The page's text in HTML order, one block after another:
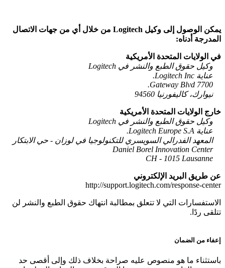
يمكن الوصول إلى وكيل Logitech من خلال أي من جهات الاتصال
المدرجة أدناه:
في الولايات المتحدة الأمريكية
وكيل حقوق الطبع والنشر في Logitech
عناية Logitech Inc.
نيوارك، كاليفورنيا 94560
خارج الولايات المتحدة الأمريكية
وكيل حقوق الطبع والنشر في Logitech
عناية Logitech Europe S.A.
المعهد الفدرالي السويسري للتكنولوجيا في لوزان - حي الابتكار
Daniel Borel Innovation Center
عن طريق البريد الإلكتروني
http://support.logitech.com/response-center
الاستفسارات التي لا تتعلق بمطالبة انتهاك حقوق الطبع والنشر لن
تتلقى ردًا.
إعفاء من الضمان
باستثناء ما هو منصوص عليه صراحة بخلاف ذلك وإلى أقصى حد